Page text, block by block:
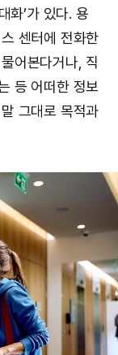
화’가 있다. 용
센터에 전화한
어본다거나, 직
등 어떠한 정보
그대로 목적과